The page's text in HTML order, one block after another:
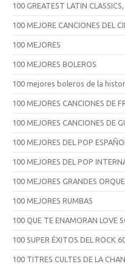
100 GREATEST LATIN CLASSICS,
100 MEJORE CANCIONES DEL
100 MEJORES
100 MEJORES BOLEROS
100 mejores boleros de la
100 MEJORES CANCIONES DE
100 MEJORES CANCIONES DE
100 MEJORES DEL POP ESPAÑOL.
100 MEJORES DEL POP
100 MEJORES GRANDES
100 MEJORES RUMBAS
100 QUE TE ENAMORAN LOVE
100 SUPER ÉXITOS DEL ROCK
100 TITRES CULTES DE LA